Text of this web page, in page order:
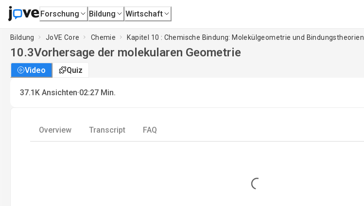
Forschung Bildung Wirtschaft
Bildung JoVE Core Chemie Kapitel 10 : Chemische Bindung: Molekülgeometrie und Bindungstheorien
10.3Vorhersage der molekularen Geometrie
Video Quiz
37.1K Ansichten·02:27 Min.
Overview Transcript FAQ
Loading...